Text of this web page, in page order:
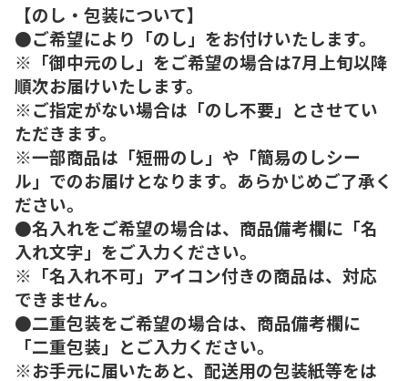
【のし・包装について】
●ご希望により「のし」をお付けいたします。
※「御中元のし」をご希望の場合は7月上旬以降
順次お届けいたします。
※ご指定がない場合は「のし不要」とさせてい
ただきます。
※一部商品は「短冊のし」や「簡易のしシー
ル」でのお届けとなります。あらかじめご了承く
ださい。
●名入れをご希望の場合は、商品備考欄に「名
入れ文字」をご入力ください。
※「名入れ不可」アイコン付きの商品は、対応
できません。
●二重包装をご希望の場合は、商品備考欄に
「二重包装」とご入力ください。
※お手元に届いたあと、配送用の包装紙等をは